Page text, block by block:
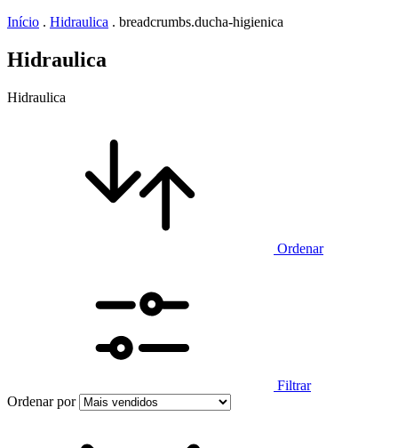
Início . Hidraulica . breadcrumbs.ducha-higienica
Hidraulica
Hidraulica
Ordenar
Filtrar
Ordenar por